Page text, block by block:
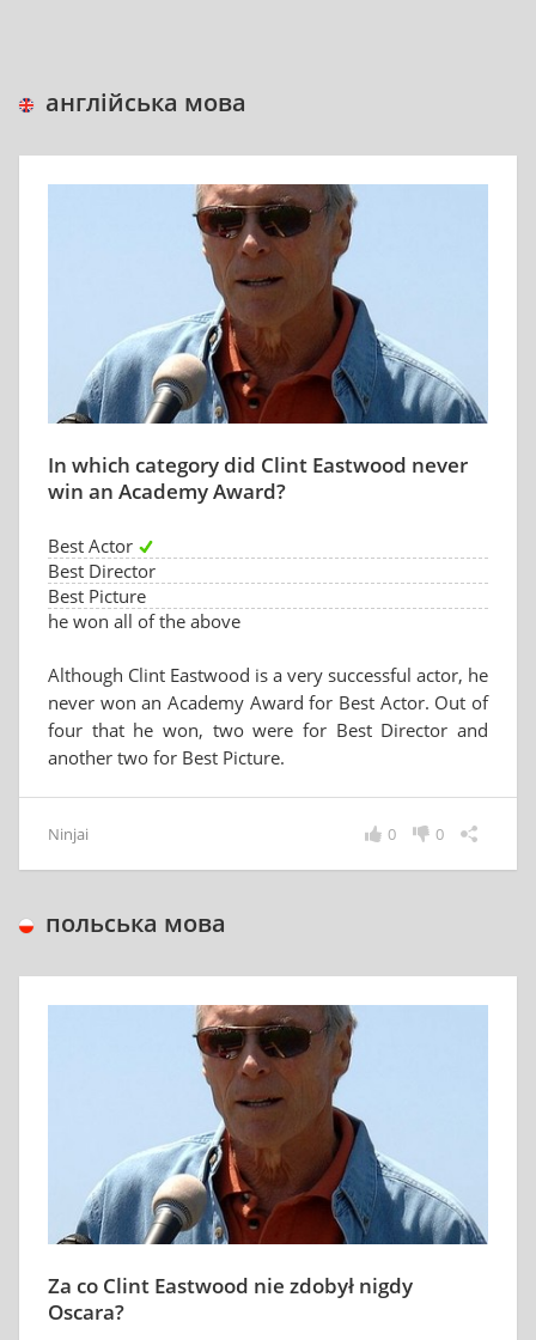
англійська мова
In which category did Clint Eastwood never
win an Academy Award?
Best Actor
Best Director
Best Picture
he won all of the above
Although Clint Eastwood is a very successful actor, he
never won an Academy Award for Best Actor. Out of
four that he won, two were for Best Director and
another two for Best Picture.
Ninjai 0
0
польська мова
Za co Clint Eastwood nie zdobył nigdy
Oscara?